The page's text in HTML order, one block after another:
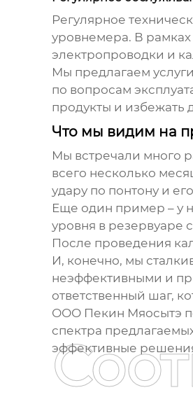
Регулярное
уровнемера. В
электропроводки и
Мы предлагаем
по вопросам
продукты и избежать
Что мы видим на
Мы встречали много
всего несколько
удару по понтону и
Еще один пример – у
уровня в резервуаре
После проведения
И, конечно, мы
неэффективными и
ответственный шаг,
ООО Пекин Мяосытэ
спектра
эффективные